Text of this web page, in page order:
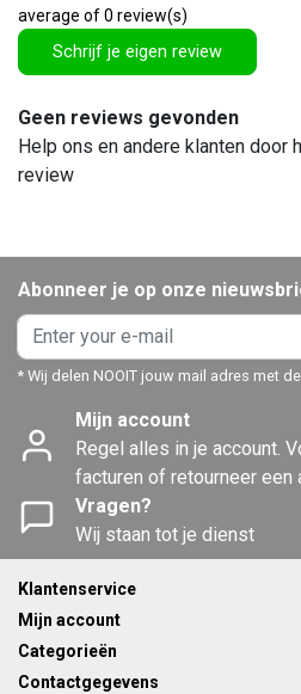
average of 0 review(s)
Schrijf je eigen review
Geen reviews gevonden
Help ons en andere klanten door
review
Abonneer je op onze
* Wij delen NOOIT jouw mail adres met
Mijn account
Regel alles in je account.
facturen of retourneer een
Vragen?
Wij staan tot je dienst
Klantenservice
Mijn account
Categorieën
Contactgegevens